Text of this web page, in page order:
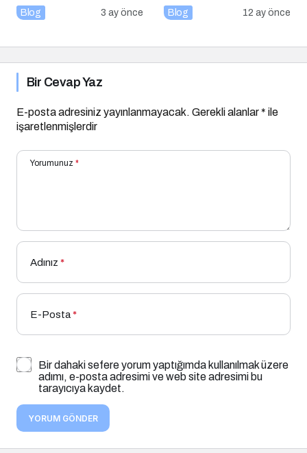
Blog 3 ay önce
Kavramı: Hangi Besin Ne
Blog 12 ay önce
Bir Cevap Yaz
E-posta adresiniz yayınlanmayacak. Gerekli alanlar* ile
işaretlenmişlerdir
Yorumunuz *
Adınız *
E-Posta*
Bir dahaki sefere yorum yaptığımda kullanılmak üzere
adımı, e-posta adresimi ve web site adresimi bu
tarayıcıya kaydet.
YORUM GÖNDER